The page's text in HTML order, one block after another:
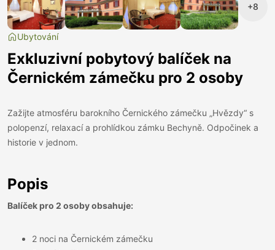
+8
Ubytování
Exkluzivní pobytový balíček na
Černickém zámečku pro 2 osoby
Zažijte atmosféru barokního Černického zámečku „Hvězdy“ s
polopenzí, relaxací a prohlídkou zámku Bechyně. Odpočinek a
historie v jednom.
Popis
Balíček pro 2 osoby obsahuje:
2 noci na Černickém zámečku